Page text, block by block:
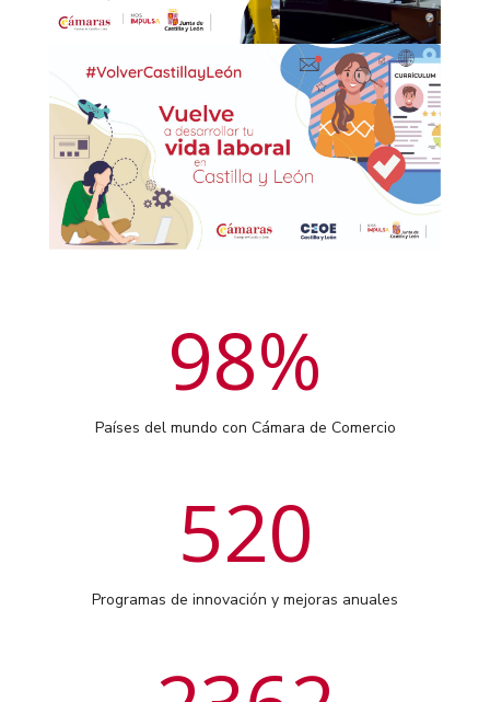
98%
Países del mundo con Cámara de Comercio
520
Programas de innovación y mejoras anuales